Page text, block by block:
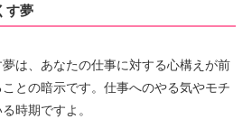
す夢
は、あなたの仕事に対する心構えが前
との暗示です。仕事へのやる気やモチ
時期ですよ。